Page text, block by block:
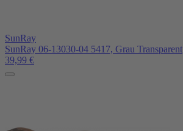
SunRay
SunRay 06-13030-04 5417, Grau Transparent
39,99 €